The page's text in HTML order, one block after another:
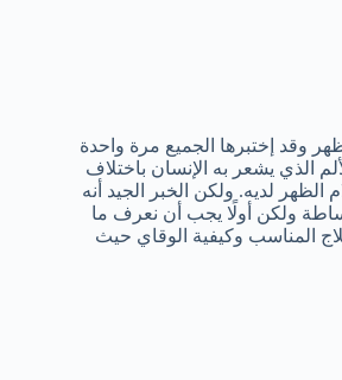
وقد إختبرها الجميع مرة واحدة
الذي يشعر به الإنسان باختلاف
الظهر لديه. ولكن الخبر الجيد أنه
ولكن أولًا يجب أن نعرف ما
المناسب وكيفية الوقاي حيث